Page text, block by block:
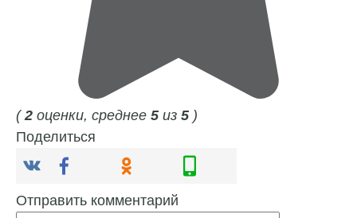
(2 оценки, среднее 5из 5)
Поделиться
Отправить комментарий